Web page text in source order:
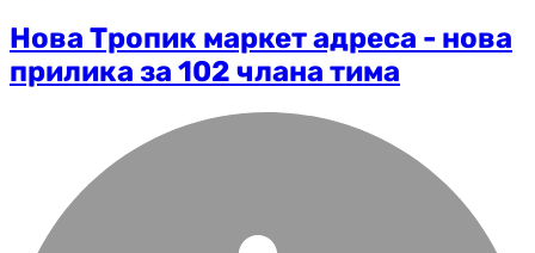
Нова Тропик маркет адреса - нова
прилика за 102 члана тима